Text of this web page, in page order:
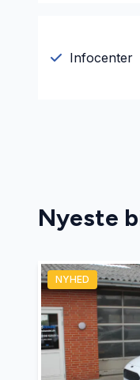
Infocenter
Nyeste
NYHED